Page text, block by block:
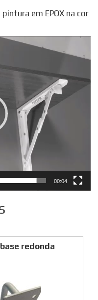
em EPOX na cor
00:04
redonda